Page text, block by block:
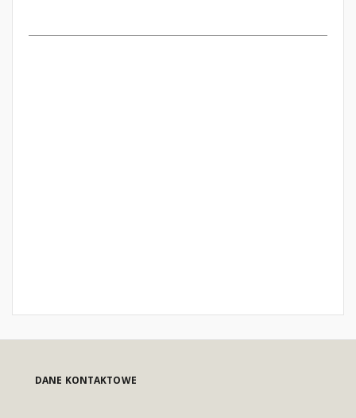
DANE KONTAKTOWE